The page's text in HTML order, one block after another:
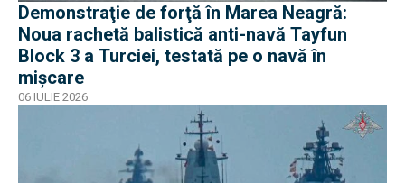
Demonstraţie de forţă în Marea Neagră:
Noua rachetă balistică anti-navă Tayfun
Block 3 a Turciei, testată pe o navă în
mișcare
06 IULIE 2026